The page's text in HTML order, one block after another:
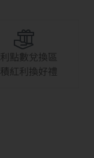
點數兌換區
紅利換好禮